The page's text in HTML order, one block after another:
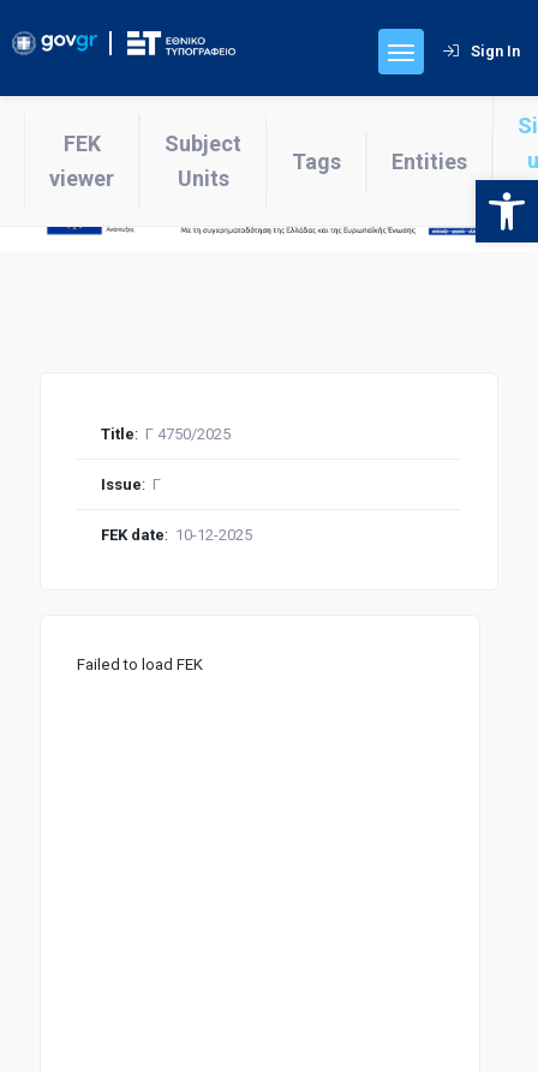
Sign In
FEK
viewer
Subject
Units
Tags Entities
Failed to load FEK
Title: Γ 4750/2025
Issue: Γ
FEK date: 10-12-2025